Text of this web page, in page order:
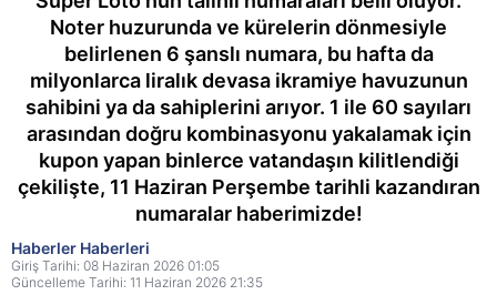
Noter huzurunda ve kürelerin dönmesiyle
belirlenen 6 şanslı numara, bu hafta da
milyonlarca liralık devasa ikramiye havuzunun
sahibini ya da sahiplerini arıyor. 1 ile 60 sayıları
arasından doğru kombinasyonu yakalamak için
kupon yapan binlerce vatandaşın kilitlendiği
çekilişte, 11 Haziran Perşembe tarihli kazandıran
numaralar haberimizde!
Haberler Haberleri
Giriş Tarihi: 08 Haziran 2026 01:05
Güncelleme Tarihi: 11 Haziran 2026 21:35